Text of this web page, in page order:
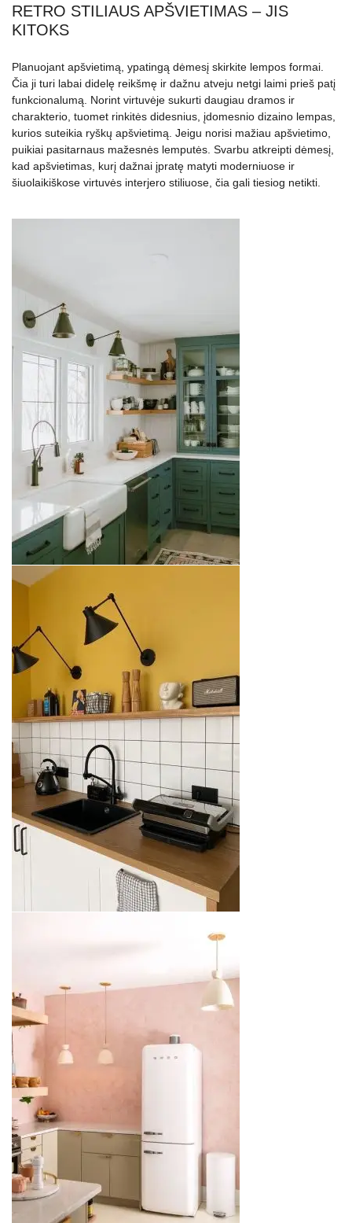
RETRO STILIAUS APŠVIETIMAS – JIS
KITOKS
Planuojant apšvietimą, ypatingą dėmesį skirkite lempos formai.
Čia ji turi labai didelę reikšmę ir dažnu atveju netgi laimi prieš patį
funkcionalumą. Norint virtuvėje sukurti daugiau dramos ir
charakterio, tuomet rinkitės didesnius, įdomesnio dizaino lempas,
kurios suteikia ryškų apšvietimą. Jeigu norisi mažiau apšvietimo,
puikiai pasitarnaus mažesnės lemputės. Svarbu atkreipti dėmesį,
kad apšvietimas, kurį dažnai įpratę matyti moderniuose ir
šiuolaikiškose virtuvės interjero stiliuose, čia gali tiesiog netikti.